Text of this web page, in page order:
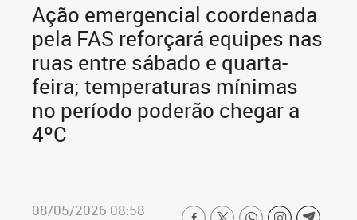
Ação emergencial coordenada
pela FAS reforçará equipes nas
ruas entre sábado e quarta-
feira; temperaturas mínimas
no período poderão chegar a
4ºC
08/05/2026 08:58